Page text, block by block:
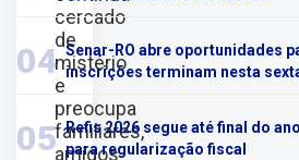
cercado
de
mistério
e
preocupa
familiares,
amigos
04 Senar-RO abre oportunidades
inscrições terminam nesta
05 Refis 2026 segue até final do
para regularização fiscal